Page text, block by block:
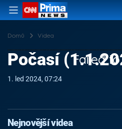
Domů Videa
Failed
Počasí
1. led 2024, 07:24
Nejnovější videa